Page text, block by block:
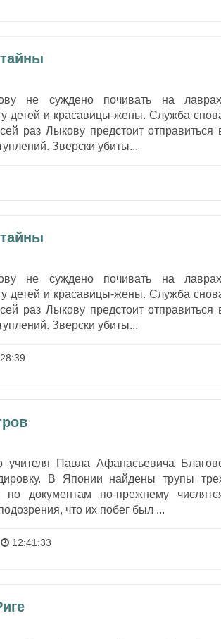
не суждено почивать на
детей и красавицы-жены. Служба
раз Лыкову предстоит отправиться
Зверски убиты...
не суждено почивать на
детей и красавицы-жены. Служба
раз Лыкову предстоит отправиться
Зверски убиты...
учителя Павла Афанасьевича
В Японии найдены трупы
по документам по-прежнему
что их побег был ...
12:41:33